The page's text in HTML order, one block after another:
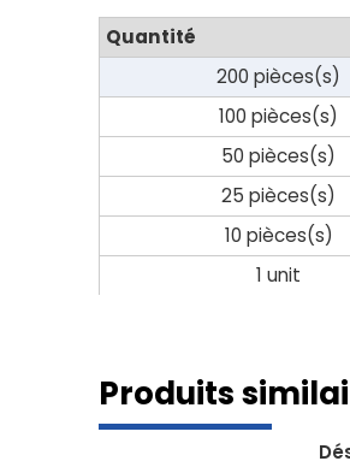
Quantité
200 pièces(s)
100 pièces(s)
50 pièces(s)
25 pièces(s)
10 pièces(s)
1 unit
Produits